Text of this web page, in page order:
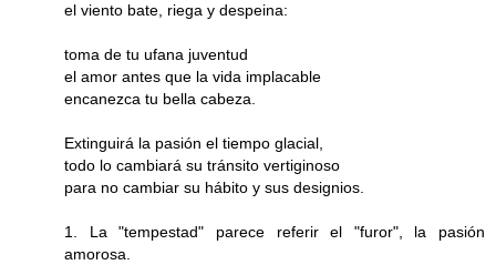
el viento bate, riega y despeina:
toma de tu ufana juventud
el amor antes que la vida implacable
encanezca tu bella cabeza.
Extinguirá la pasión el tiempo glacial,
todo lo cambiará su tránsito vertiginoso
para no cambiar su hábito y sus designios.
1. La "tempestad" parece referir el "furor", la pasión
amorosa.